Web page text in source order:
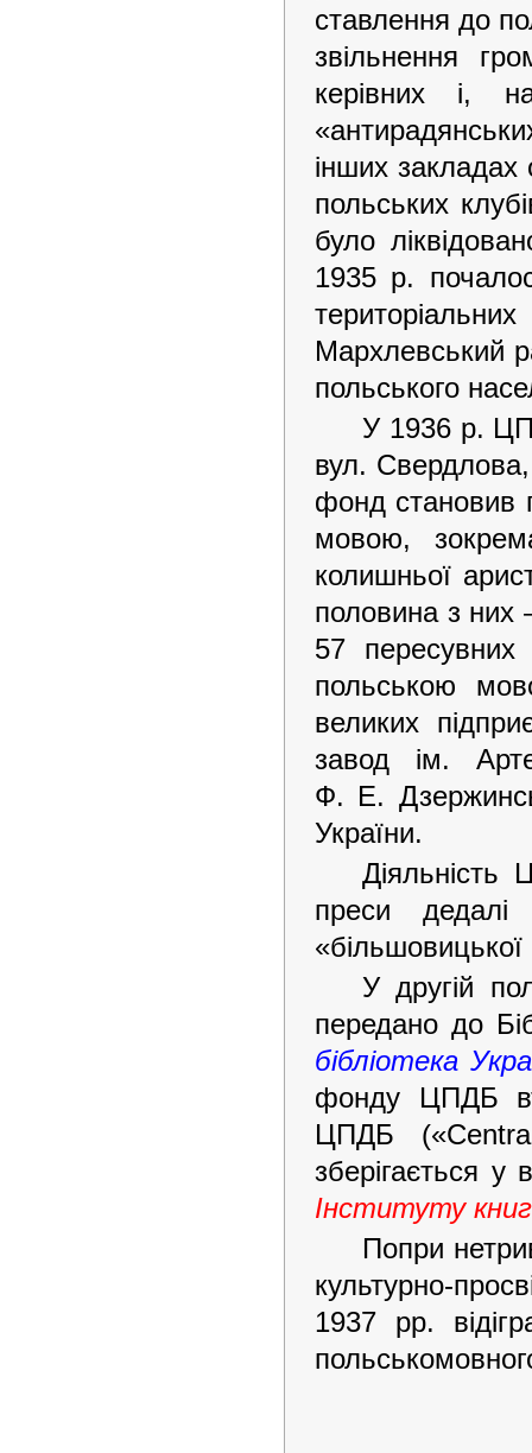
ставлення до
звільнення
керівних і,
інших закладах
польських
було
1935 р.
Мархлевський
польського
У 1936 р.
вул. Свердлова,
фонд становив
мовою,
колишньої
половина з них
57
польською
великих
завод ім.
Ф. Е.
України.
Діяльність
преси дедалі
У другій
передано до
бібліотека
фонду ЦПДБ
ЦПДБ
зберігається у
Інституту
Попри
культурно-
1937 рр.